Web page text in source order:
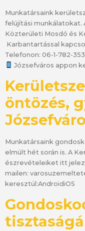
Munkatársaink
felújítási munkálatokat.
Közterületi Mosdó és
Karbantartással
Telefonon: 06-1-782-
Józsefváros appon
öntözés,
Munkatársaink
elmúlt hét során is. A
észrevételeiket itt
mailen:
keresztül:AndroidiOS